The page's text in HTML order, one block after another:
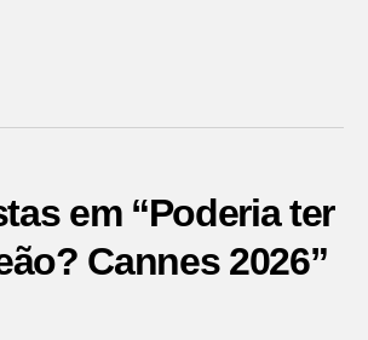
em “Poderia ter
Cannes 2026”